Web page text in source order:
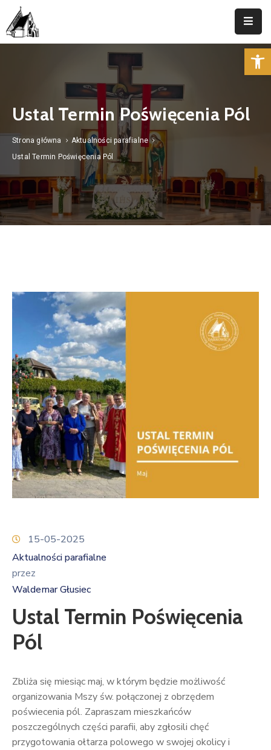
Duszpasterstwo
Cmentarz
Kancelaria
Ustal Termin Poświęcenia Pól
Strona główna
Aktualności parafialne
Ustal Termin Poświęcenia Pól
15-05-2025
Aktualności parafialne
przez
Waldemar Głusiec
Ustal Termin Poświęcenia
Pól
Zbliża się miesiąc maj, w którym będzie możliwość
organizowania Mszy św. połączonej z obrzędem
poświecenia pól. Zapraszam mieszkańców
poszczególnych części parafii, aby zgłosili chęć
przygotowania ołtarza polowego w swojej okolicy i